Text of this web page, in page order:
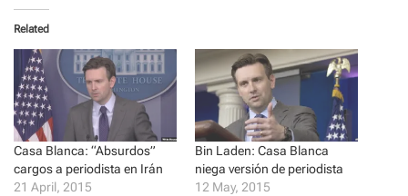
t
o
s
o
n
T
w
i
t
t
e
r
a
r
e
o
n
F
a
c
e
b
o
Related
Casa Blanca: “Absurdos”
cargos a periodista en Irán
21 April, 2015
Bin Laden: Casa Blanca
niega versión de periodista
12 May, 2015